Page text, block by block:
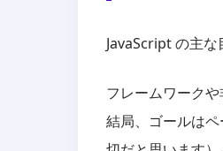
JavaScript の主な
フレームワーク
結局、ゴールは